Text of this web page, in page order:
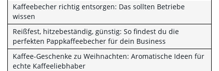
Kaffeebecher richtig entsorgen: Das sollten Betriebe
wissen
Reißfest, hitzebeständig, günstig: So findest du die
perfekten Pappkaffeebecher für dein Business
Kaffee-Geschenke zu Weihnachten: Aromatische Ideen für
echte Kaffeeliebhaber